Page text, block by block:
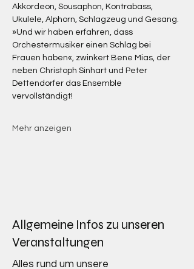
Akkordeon, Sousaphon, Kontrabass,
Ukulele, Alphorn, Schlagzeug und Gesang.
»Und wir haben erfahren, dass
Orchestermusiker einen Schlag bei
Frauen haben«, zwinkert Bene Mias, der
neben Christoph Sinhart und Peter
Dettendorfer das Ensemble
vervollständigt!
Mehr anzeigen
Allgemeine Infos zu unseren
Veranstaltungen
Alles rund um unsere